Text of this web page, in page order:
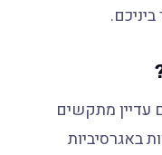
מתקשים
באגרסיביות